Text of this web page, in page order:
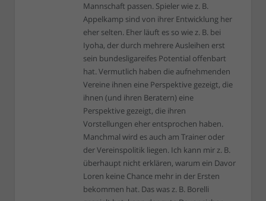
Mannschaft passen. Spieler wie z. B.
Appelkamp sind von ihrer Entwicklung her
eher selten. Eher läuft es so wie z. B. bei
Iyoha, der durch mehrere Ausleihen erst
sein bundesligareifes Potential offenbart
hat. Vermutlich haben die aufnehmenden
Vereine ihnen eine Perspektive gezeigt, die
ihnen (und ihren Beratern) eine
Perspektive gezeigt, die ihren
Vorstellungen eher entsprochen haben.
Manchmal wird es auch am Trainer oder
der Vereinspolitik liegen. Ich kann mir z. B.
überhaupt nicht erklären, warum ein Davor
Loren keine Chance mehr in der Ersten
bekommen hat. Das was z. B. Borelli